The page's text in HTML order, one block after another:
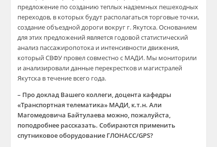
предложение по созданию теплых надземных пешеходных
переходов, в которых будут располагаться торговые точки,
создание объездной дороги вокруг г. Якутска. Основанием
для этих предложений является годовой статистический
анализ пассажиропотока и интенсивности движения,
который СВФУ провел совместно с МАДИ. Мы мониторили
и анализировали данные перекрестков и магистралей
Якутска в течение всего года.
– Про доклад Вашего коллеги, доцента кафедры
«Транспортная телематика» МАДИ, к.т.н. Али
Магомедовича Байтулаева можно, пожалуйста,
поподробнее рассказать. Собираются применить
спутниковое оборудование ГЛОНАСС/GPS?